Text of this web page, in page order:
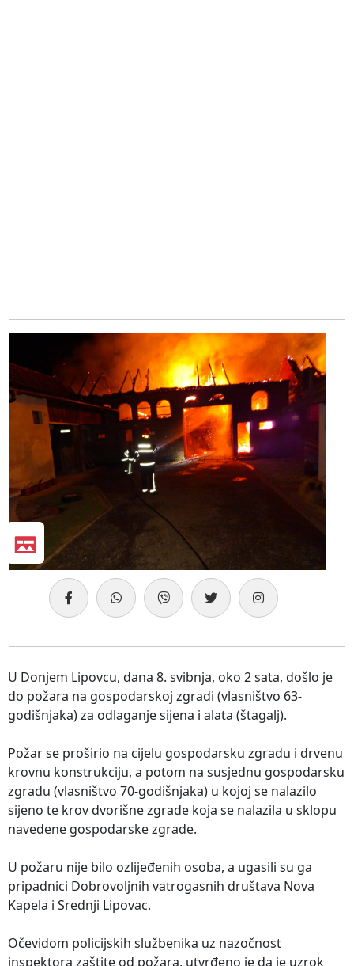
U Donjem Lipovcu, dana 8. svibnja, oko 2 sata, došlo je
do požara na gospodarskoj zgradi (vlasništvo 63-
godišnjaka) za odlaganje sijena i alata (štagalj).
Požar se proširio na cijelu gospodarsku zgradu i drvenu
krovnu konstrukciju, a potom na susjednu gospodarsku
zgradu (vlasništvo 70-godišnjaka) u kojoj se nalazilo
sijeno te krov dvorišne zgrade koja se nalazila u sklopu
navedene gospodarske zgrade.
U požaru nije bilo ozlijeđenih osoba, a ugasili su ga
pripadnici Dobrovoljnih vatrogasnih društava Nova
Kapela i Srednji Lipovac.
Očevidom policijskih službenika uz nazočnost
inspektora zaštite od požara, utvrđeno je da je uzrok